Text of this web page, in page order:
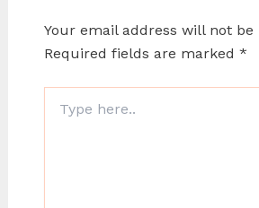
Your email address will not be
Required fields are marked *
here..